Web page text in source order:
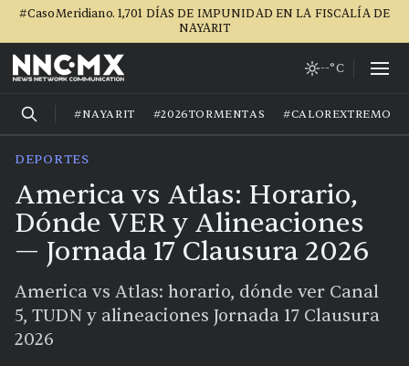
#CasoMeridiano. 1,701 DÍAS DE IMPUNIDAD EN LA FISCALÍA DE
NAYARIT
--°C
#NAYARIT #2026TORMENTAS #CALOREXTREMO
DEPORTES
America vs Atlas: Horario,
Dónde VER y Alineaciones
— Jornada 17 Clausura 2026
America vs Atlas: horario, dónde ver Canal
5, TUDN y alineaciones Jornada 17 Clausura
2026